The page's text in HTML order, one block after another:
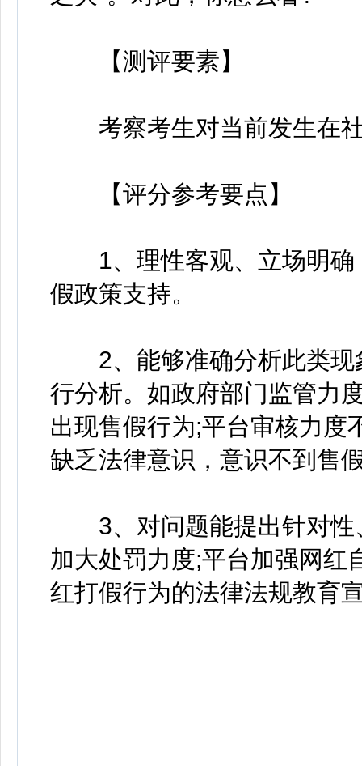
【测评要素】
考察考生对当前发生在社
【评分参考要点】
1、理性客观、立场明确
假政策支持。
2、能够准确分析此类现
行分析。如政府部门监管力
出现售假行为;平台审核力度
缺乏法律意识，意识不到售
3、对问题能提出针对性
加大处罚力度;平台加强网红
红打假行为的法律法规教育